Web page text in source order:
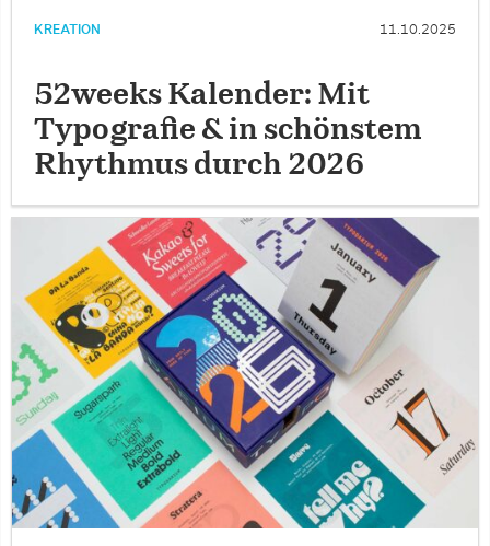
KREATION 11.10.2025
52weeks Kalender: Mit
Typografie & in schönstem
Rhythmus durch 2026